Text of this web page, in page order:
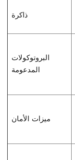
ذاكرة
البروتوكولات
المدعومة
ميزات الأمان